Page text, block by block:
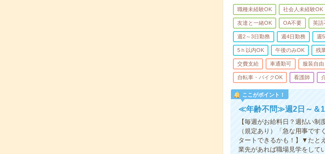
職種未経験OK 社会人未経験OK
友達と一緒OK OA不要 英語
週2～3日勤務 週4日勤務 週
5ｈ以内OK 午後のみOK 残
交費支給 車通勤可 服装自由
自転車・バイクOK 看護師
ここがポイント！
≪年齢不問≫週2日～＆1
【毎週がお給料日？週払い
（規定あり）「急な用事で
タートできるかも！】▼たと
業先があれば職場見学をして